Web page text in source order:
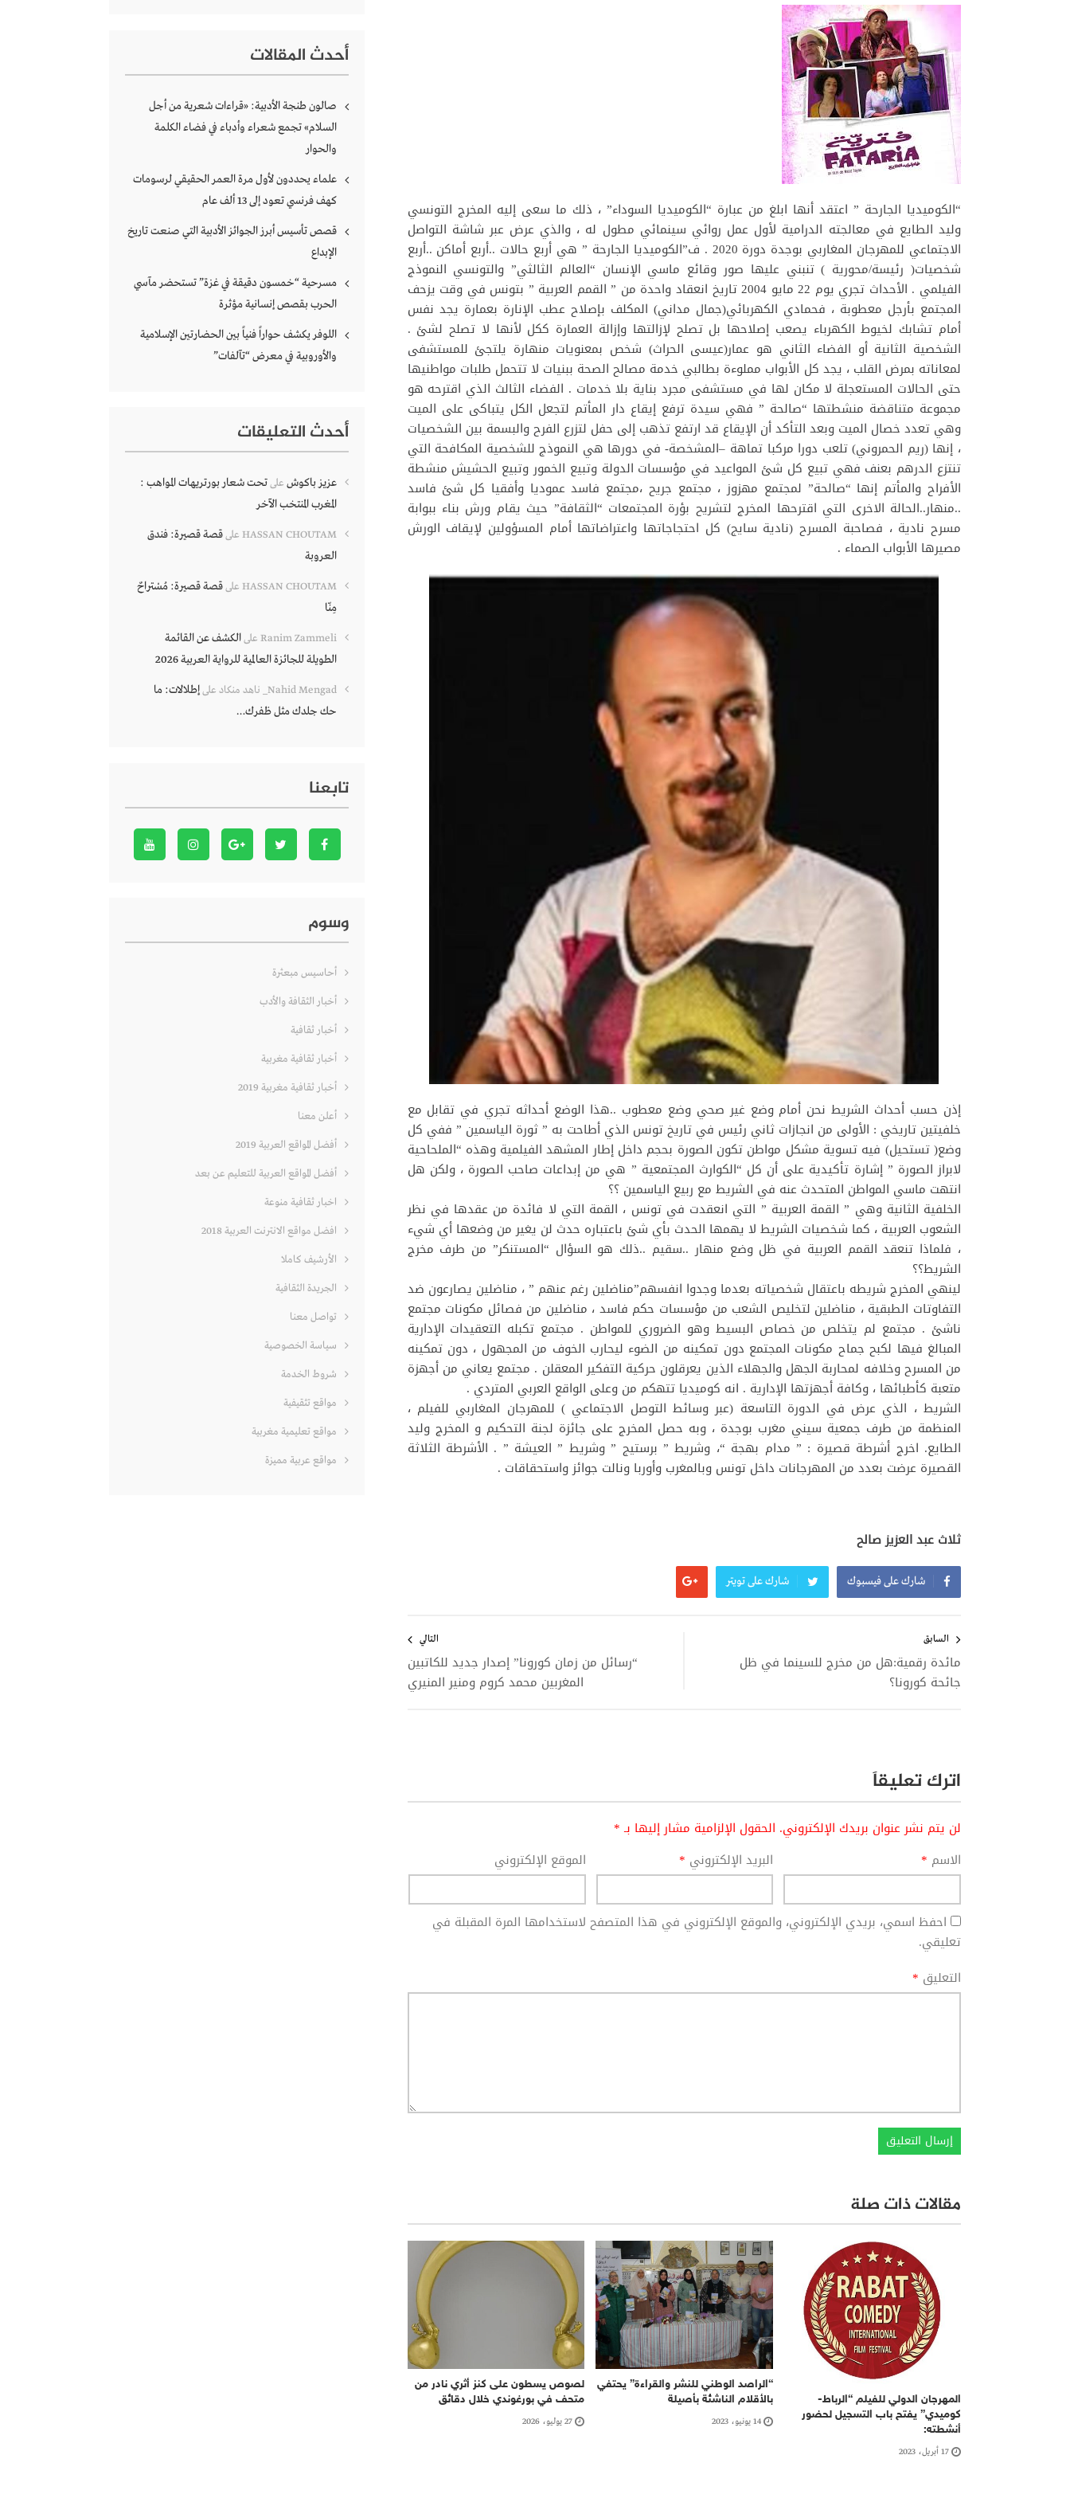
“الكوميديا الجارحة ” اعتقد أنها ابلغ من عبارة “الكوميديا السوداء” ، ذلك ما سعى إليه المخرج التونسي
وليد الطايع في معالجته الدرامية لأول عمل روائي سينمائي مطول له ، والذي عرض عبر شاشة التواصل
الاجتماعي للمهرجان المغاربي بوجدة دورة 2020 . ف”الكوميديا الجارحة ” هي أربع حالات ..أربع أماكن ..أربع
شخصيات( رئيسة/محورية ) تنبني عليها صور وقائع ماسي الإنسان “العالم الثالثي” والتونسي النموذج
الفيلمي . الأحداث تجري يوم 22 مايو 2004 تاريخ انعقاد واحدة من ” القمم العربية ” بتونس في وقت يزحف
المجتمع بأرجل معطوبة ، فحمادي الكهربائي(جمال مداني) المكلف بإصلاح عطب الإنارة بعمارة يجد نفس
أمام تشابك لخيوط الكهرباء يصعب إصلاحها بل تصلح لإزالتها وإزالة العمارة ككل لأنها لا تصلح لشئ .
الشخصية الثانية أو الفضاء الثاني هو عمار(عيسى الحراث) شخص بمعنويات منهارة يلتجئ للمستشفى
لمعاناته بمرض القلب ، يجد كل الأبواب مملوءة بطالبي خدمة مصالح الصحة ببنيات لا تتحمل طلبات مواطنيها
حتى الحالات المستعجلة لا مكان لها في مستشفى مجرد بناية بلا خدمات . الفضاء الثالث الذي اقترحه هو
مجموعة متناقضة منشطتها “صالحة ” فهي سيدة ترفع إيقاع دار المأتم لتجعل الكل يتباكى على الميت
وهي تعدد خصال الميت وبعد التأكد أن الإيقاع قد ارتفع تذهب إلى حفل لتزرع الفرح والبسمة بين الشخصيات
، إنها (ريم الحمروني) تلعب دورا مركبا تماهة –المشخصة- في دورها هي النموذج للشخصية المكافحة التي
تنتزع الدرهم بعنف فهي تبيع كل شئ المواعيد في مؤسسات الدولة وتبيع الخمور وتبيع الحشيش منشطة
الأفراح والمأتم إنها “صالحة” لمجتمع مهزوز ، مجتمع جريح ،مجتمع فاسد عموديا وأفقيا كل شئ فاسد
..منهار..الحالة الاخرى التي اقترحها المخرج لتشريح بؤرة المجتمعات “الثقافة” حيث يقام ورش بناء ببوابة
مسرح نادية ، فصاحبة المسرح (نادية سايج) كل احتجاجاتها واعتراضاتها أمام المسؤولين لإيقاف الورش
مصيرها الأبواب الصماء .
إذن حسب أحداث الشريط نحن أمام وضع غير صحي وضع معطوب ..هذا الوضع أحداثه تجري في تقابل مع
خلفيتين تاريخي : الأولى من انجازات ثاني رئيس في تاريخ تونس الذي أطاحت به ” ثورة الياسمين ” ففي كل
وضع( تستحيل) فيه تسوية مشكل مواطن تكون الصورة بحجم داخل إطار المشهد الفيلمية وهذه “الملحاحية
لابراز الصورة ” إشارة تأكيدية على أن كل “الكوارث المجتمعية ” هي من إبداعات صاحب الصورة ، ولكن هل
انتهت ماسي المواطن المتحدث عنه في الشريط مع ربيع الياسمين ؟؟
الخلفية الثانية وهي ” القمة العربية ” التي انعقدت في تونس ، القمة التي لا فائدة من عقدها في نظر
الشعوب العربية ، كما شخصيات الشريط لا يهمها الحدث بأي شئ باعتباره حدث لن يغير من وضعها أي شيء
، فلماذا تنعقد القمم العربية في ظل وضع منهار ..سقيم ..ذلك هو السؤال “المستنكر” من طرف مخرج
الشريط؟؟
لينهي المخرج شريطه باعتقال شخصياته بعدما وجدوا انفسهم”مناضلين رغم عنهم ” ، مناضلين يصارعون ضد
التفاوتات الطبقية ، مناضلين لتخليص الشعب من مؤسسات حكم فاسد ، مناضلين من فصائل مكونات مجتمع
ناشئ . مجتمع لم يتخلص من خصاص البسيط وهو الضروري للمواطن . مجتمع تكبله التعقيدات الإدارية
المبالغ فيها لكبح جماح مكونات المجتمع دون تمكينه من الضوء ليحارب الخوف من المجهول ، دون تمكينه
من المسرح وخلافه لمحاربة الجهل والجهلاء الذين يعرقلون حركية التفكير المعقلن . مجتمع يعاني من أجهزة
متعبة كأطبائها ، وكافة أجهزتها الإدارية . انه كوميديا تتهكم من وعلى الواقع العربي المتردي .
الشريط ، الذي عرض في الدورة التاسعة (عبر وسائط التوصل الاجتماعي ) للمهرجان المغاربي للفيلم ،
المنظمة من طرف جمعية سيني مغرب بوجدة ، وبه حصل المخرج على جائزة لجنة التحكيم و المخرج وليد
الطايع. اخرج أشرطة قصيرة : ” مدام بهجة “، وشريط ” برستيج ” وشريط ” العيشة ” . الأشرطة الثلاثة
القصيرة عرضت بعدد من المهرجانات داخل تونس وبالمغرب وأوربا ونالت جوائز واستحقاقات .
ثلاث عبد العزيز صالح
شارك على فيسبوك شارك على تويتر
المقالات
السابق
مائدة رقمية:هل من مخرج للسينما في ظل
جائحة كورونا؟
التالي
“رسائل من زمان كورونا” إصدار جديد للكاتبين
المغربين محمد كروم ومنير المنيري
اترك تعليقاً
لن يتم نشر عنوان بريدك الإلكتروني. الحقول الإلزامية مشار إليها بـ*
الاسم * البريد الإلكتروني * الموقع الإلكتروني
احفظ اسمي، بريدي الإلكتروني، والموقع الإلكتروني في هذا المتصفح لاستخدامها المرة المقبلة في
تعليقي.
التعليق *
مقالات ذات صلة
المهرجان الدولي للفيلم “الرباط-
كوميدي” يفتح باب التسجيل لحضور
أنشطته:
17 أبريل، 2023
“الراصد الوطني للنشر والقراءة” يحتفي
بالأقلام الناشئة بأصيلة
14 يونيو، 2023
لصوص يسطون على كنز أثري نادر من
متحف في بورغوندي خلال دقائق
27 يوليو، 2026
أحدث المقالات
صالون طنجة الأدبية: «قراءات شعرية من أجل
السلام» تجمع شعراء وأدباء في فضاء الكلمة
والحوار
علماء يحددون لأول مرة العمر الحقيقي لرسومات
كهف فرنسي تعود إلى 13 ألف عام
قصص تأسيس أبرز الجوائز الأدبية التي صنعت تاريخ
الإبداع
مسرحية “خمسون دقيقة في غزة” تستحضر مآسي
الحرب بقصص إنسانية مؤثرة
اللوفر يكشف حواراً فنياً بين الحضارتين الإسلامية
والأوروبية في معرض “تآلفات”
أحدث التعليقات
عزيز باكوش علىتحت شعار بورتريهات المواهب :
المغرب المنتخب الآخر
HASSAN CHOUTAM علىقصة قصيرة: فندق
العروبة
HASSAN CHOUTAM علىقصة قصيرة: مُسْتراحٌ
مِنّا
Ranim Zammeli علىالكشف عن القائمة
الطويلة للجائزة العالمية للرواية العربية 2026
Nahid Mengad_ ناهد منكاد علىإطلالات: ما
حك جلدك مثل ظفرك…
تابعنا
وسوم
أحاسيس مبعثرة
أخبار الثقافة والأدب
أخبار ثقافية
أخبار ثقافية مغربية
أخبار ثقافية مغربية 2019
أعلن معنا
أفضل المواقع العربية 2019
أفضل المواقع العربية للتعليم عن بعد
اخبار ثقافية منوعة
افضل مواقع الانترنت العربية 2018
الأرشيف كاملا
الجريدة الثقافية
تواصل معنا
سياسة الخصوصية
شروط الخدمة
مواقع تثقيفية
مواقع تعليمية مغربية
مواقع عربية مميزة